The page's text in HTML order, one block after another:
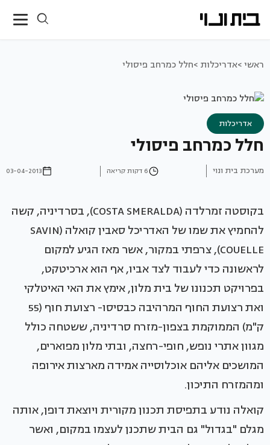
ראשי >אדריכלות >חלל כמרחב פיסולי
אדריכלות
חלל כמרחב פיסולי
מערכת בית ונוי 6 דקות קריאה 03-04-2013
בקוסטה זמרלדה (COSTA SMERALDA), בסרדיניה, קשה
להחמיץ את שמו של האדריכל סאבין קואלה (SAVIN
COUELLE), צרפתי במקור, אשר מאז הגיע למקום
לראשונה כדי לעבוד לצד אביו, אף הוא ארכיטקט,
בפרויקט תכנונו של בית מלון, אימץ את האי האיטלקי
ואת רצועת החוף המרהיבה כבסיסו- רצועת חוף (55
ק"מ) הממוקמת בצפון-מזרח סרדיניה, ששטחה כולל
מגוון אתרי נופש, חופי-רחצה, ובתי מלון מפוארים,
המושכים אליהם אוכלוסייה אמידה מארצות אירופה
ומהמזרח התיכון.
קואלה נודע בתפיסת תכנון מקורית ויוצאת דופן, אותה
מגלם "בגדול" גם הבית שתכנן לעצמו במקום, ואשר